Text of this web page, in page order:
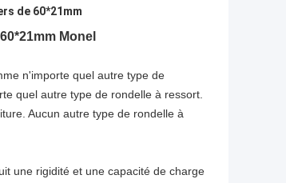
de 60*21mm
Monel
n'importe quel autre type de
quel autre type de rondelle à ressort.
Aucun autre type de rondelle à
une rigidité et une capacité de charge